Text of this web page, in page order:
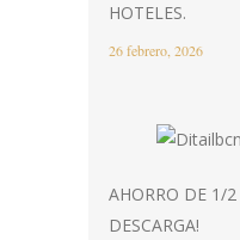
HOTELES.
26 febrero, 2026
AHORRO DE 1/
DESCARGA!